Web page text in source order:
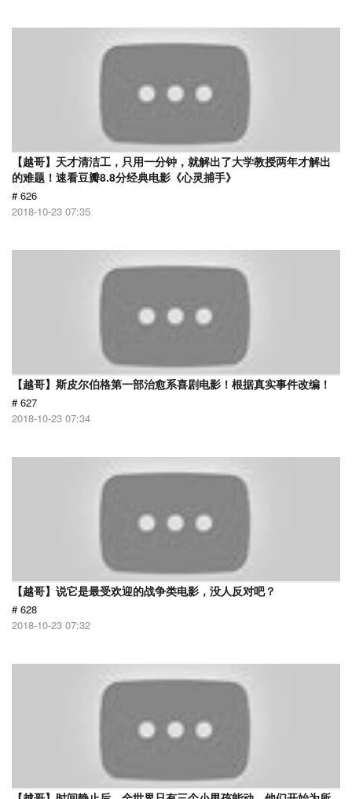
【越哥】天才清洁工，只用一分钟，就解出了大学教授两年才解出
的难题！速看豆瓣8.8分经典电影《心灵捕手》
# 626
2018-10-23 07:35
【越哥】斯皮尔伯格第一部治愈系喜剧电影！根据真实事件改编！
# 627
2018-10-23 07:34
【越哥】说它是最受欢迎的战争类电影，没人反对吧？
# 628
2018-10-23 07:32